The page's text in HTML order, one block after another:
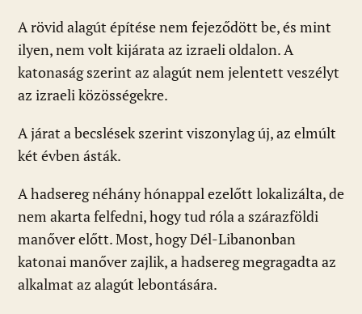
A rövid alagút építése nem fejeződött be, és mint
ilyen, nem volt kijárata az izraeli oldalon. A
katonaság szerint az alagút nem jelentett veszélyt
az izraeli közösségekre.
A járat a becslések szerint viszonylag új, az elmúlt
két évben ásták.
A hadsereg néhány hónappal ezelőtt lokalizálta, de
nem akarta felfedni, hogy tud róla a szárazföldi
manőver előtt. Most, hogy Dél-Libanonban
katonai manőver zajlik, a hadsereg megragadta az
alkalmat az alagút lebontására.